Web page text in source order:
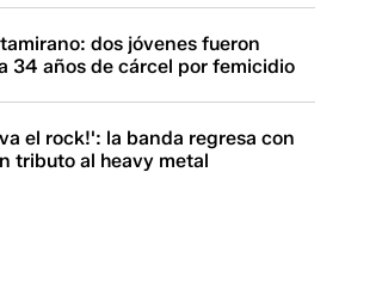
dos jóvenes fueron
34 años de cárcel por femicidio
el rock!': la banda regresa con
tributo al heavy metal